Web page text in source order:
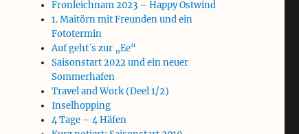
Fronleichnam 2023 – Happy Ostwind
1. Maitörn mit Freunden und ein
Fototermin
Auf geht´s zur „Ee“
Saisonstart 2022 und ein neuer
Sommerhafen
Travel and Work (Deel 1/2)
Inselhopping
4 Tage – 4 Häfen